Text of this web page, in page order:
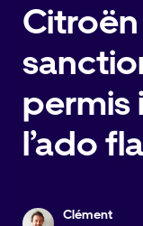
permis
l’ado
Clément